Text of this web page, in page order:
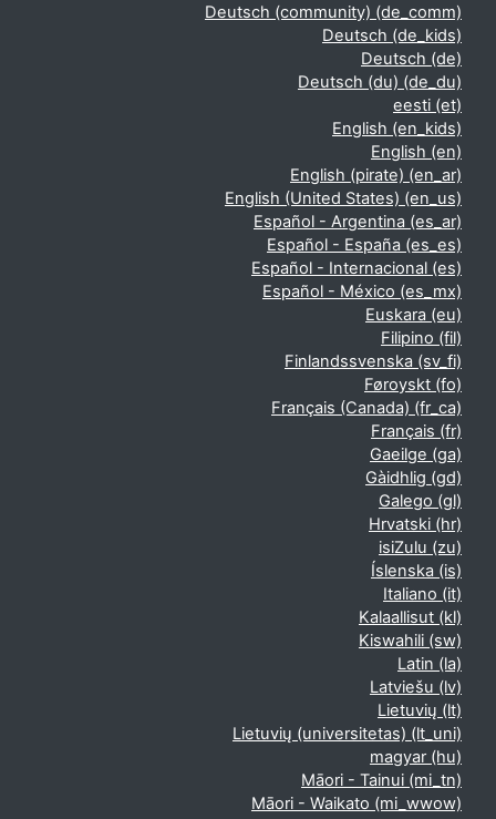
Deutsch (community) ‎(de_comm)‎
Deutsch ‎(de_kids)‎
Deutsch ‎(de)‎
Deutsch (du) ‎(de_du)‎
eesti ‎(et)‎
English ‎(en_kids)‎
English ‎(en)‎
English (pirate) ‎(en_ar)‎
English (United States) ‎(en_us)‎
Español - Argentina ‎(es_ar)‎
Español - España ‎(es_es)‎
Español - Internacional ‎(es)‎
Español - México ‎(es_mx)‎
Euskara ‎(eu)‎
Filipino ‎(fil)‎
Finlandssvenska ‎(sv_fi)‎
Føroyskt ‎(fo)‎
Français (Canada) ‎(fr_ca)‎
Français ‎(fr)‎
Gaeilge ‎(ga)‎
Gàidhlig ‎(gd)‎
Galego ‎(gl)‎
Hrvatski ‎(hr)‎
isiZulu ‎(zu)‎
Íslenska ‎(is)‎
Italiano ‎(it)‎
Kalaallisut ‎(kl)‎
Kiswahili ‎(sw)‎
Latin ‎(la)‎
Latviešu ‎(lv)‎
Lietuvių ‎(lt)‎
Lietuvių (universitetas) ‎(lt_uni)‎
magyar ‎(hu)‎
Māori - Tainui ‎(mi_tn)‎
Māori - Waikato ‎(mi_wwow)‎